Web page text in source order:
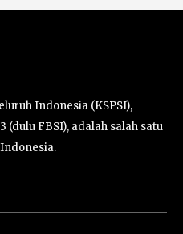
Indonesia (KSPSI),
(dulu FBSI), adalah salah satu